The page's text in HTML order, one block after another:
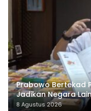
Prabowo Bertekad
Jadikan Negara
8 Agustus 2026